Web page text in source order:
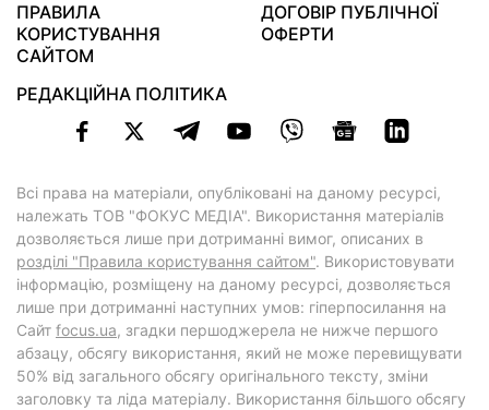
ПРАВИЛА
КОРИСТУВАННЯ
САЙТОМ
ДОГОВІР ПУБЛІЧНОЇ
ОФЕРТИ
РЕДАКЦІЙНА ПОЛІТИКА
Всі права на матеріали, опубліковані на даному ресурсі,
належать ТОВ "ФОКУС МЕДІА". Використання матеріалів
дозволяється лише при дотриманні вимог, описаних в
розділі "Правила користування сайтом". Використовувати
інформацію, розміщену на даному ресурсі, дозволяється
лише при дотриманні наступних умов: гіперпосилання на
Cайт focus.ua, згадки першоджерела не нижче першого
абзацу, обсягу використання, який не може перевищувати
50% від загального обсягу оригінального тексту, зміни
заголовку та ліда матеріалу. Використання більшого обсягу